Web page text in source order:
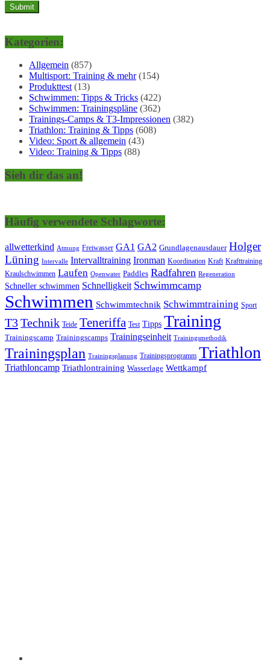
Kategorien:
Allgemein (857)
Multisport: Training & mehr(154)
Produkttest (13)
Schwimmen: Tipps & Tricks (422)
Schwimmen: Trainingspläne (362)
Trainings-Camps & T3-Impressionen (382)
Triathlon: Training & Tipps (608)
Video: Sport & allgemein (43)
Video: Training & Tipps (88)
Sieh dir das an!
Häufig verwendete Schlagworte:
allwetterkind Atmung Freiwasser GA1 GA2 Grundlagenausdauer Holger
Lüning Intervalle Intervalltraining Ironman Koordination Kraft Krafttraining
Kraulschwimmen Laufen Openwater Paddles Radfahren Regeneration
Schneller schwimmen Schnelligkeit Schwimmcamp
Schwimmen Schwimmtechnik Schwimmtraining Sport
T3Technik Teide Teneriffa Test Tipps Training
Trainingscamp Trainingscamps Trainingseinheit Trainingsmethodik
Trainingsplan Trainingsplanung Trainingsprogramm Triathlon
Triathloncamp Triathlontraining Wasserlage Wettkampf